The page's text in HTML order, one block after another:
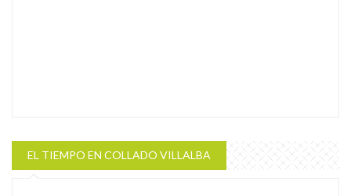
EL TIEMPO EN COLLADO VILLALBA